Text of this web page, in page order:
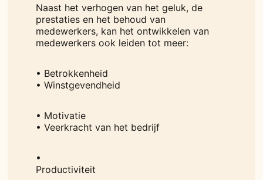
Naast het verhogen van het geluk, de
prestaties en het behoud van
medewerkers, kan het ontwikkelen van
medewerkers ook leiden tot meer:
• Betrokkenheid
• Winstgevendheid
• Motivatie
• Veerkracht van het bedrijf
•
Productiviteit